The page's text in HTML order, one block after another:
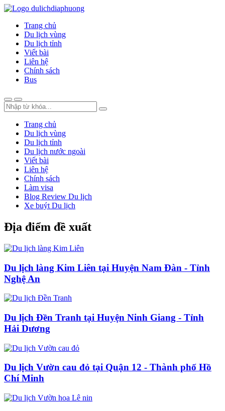
Trang chủ
Du lịch vùng
Du lịch tỉnh
Viết bài
Liên hệ
Chính sách
Bus
Trang chủ
Du lịch vùng
Du lịch tỉnh
Du lịch nước ngoài
Viết bài
Liên hệ
Chính sách
Làm visa
Blog Review Du lịch
Xe buýt Du lịch
Địa điểm đề xuất
Du lịch làng Kim Liên tại Huyện Nam Đàn - Tỉnh
Nghệ An
Du lịch Đền Tranh tại Huyện Ninh Giang - Tỉnh
Hải Dương
Du lịch Vườn cau đỏ tại Quận 12 - Thành phố Hồ
Chí Minh